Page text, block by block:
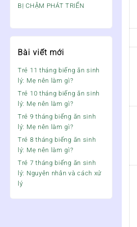
BỊ CHẬM PHÁT TRIỂN
Bài viết mới
Trẻ 11 tháng biếng ăn sinh
lý: Mẹ nên làm gì?
Trẻ 10 tháng biếng ăn sinh
lý: Mẹ nên làm gì?
Trẻ 9 tháng biếng ăn sinh
lý: Mẹ nên làm gì?
Trẻ 8 tháng biếng ăn sinh
lý: Mẹ nên làm gì?
Trẻ 7 tháng biếng ăn sinh
lý: Nguyên nhân và cách xử
lý